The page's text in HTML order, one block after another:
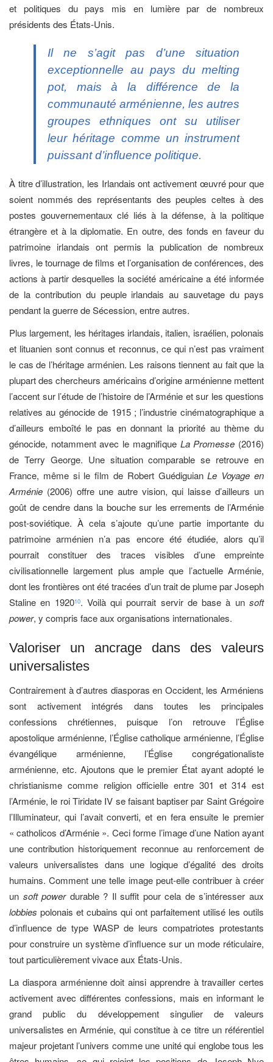
et politiques du pays mis en lumière par de nombreux
présidents des États-Unis.
Il ne s’agit pas d’une situation
exceptionnelle au pays du melting
pot, mais à la différence de la
communauté arménienne, les autres
groupes ethniques ont su utiliser
leur héritage comme un instrument
puissant d’influence politique.
À titre d’illustration, les Irlandais ont activement œuvré pour que
soient nommés des représentants des peuples celtes à des
postes gouvernementaux clé liés à la défense, à la politique
étrangère et à la diplomatie. En outre, des fonds en faveur du
patrimoine irlandais ont permis la publication de nombreux
livres, le tournage de films et l’organisation de conférences, des
actions à partir desquelles la société américaine a été informée
de la contribution du peuple irlandais au sauvetage du pays
pendant la guerre de Sécession, entre autres.
Plus largement, les héritages irlandais, italien, israélien, polonais
et lituanien sont connus et reconnus, ce qui n’est pas vraiment
le cas de l’héritage arménien. Les raisons tiennent au fait que la
plupart des chercheurs américains d’origine arménienne mettent
l’accent sur l’étude de l’histoire de l’Arménie et sur les questions
relatives au génocide de 1915 ; l’industrie cinématographique a
d’ailleurs emboîté le pas en donnant la priorité au thème du
génocide, notamment avec le magnifique La Promesse (2016)
de Terry George. Une situation comparable se retrouve en
France, même si le film de Robert GuédiguianLe Voyage en
Arménie (2006) offre une autre vision, qui laisse d’ailleurs un
goût de cendre dans la bouche sur les errements de l’Arménie
post-soviétique. À cela s’ajoute qu’une partie importante du
patrimoine arménien n’a pas encore été étudiée, alors qu’il
pourrait constituer des traces visibles d’une empreinte
civilisationnelle largement plus ample que l’actuelle Arménie,
dont les frontières ont été tracées d’un trait de plume par Joseph
Staline en 192010. Voilà qui pourrait servir de base à unsoft
power, y compris face aux organisations internationales.
Valoriser un ancrage dans des valeurs
universalistes
Contrairement à d’autres diasporas en Occident, les Arméniens
sont activement intégrés dans toutes les principales
confessions chrétiennes, puisque l’on retrouve l’Église
apostolique arménienne, l’Église catholique arménienne, l’Église
évangélique arménienne, l’Église congrégationaliste
arménienne, etc. Ajoutons que le premier État ayant adopté le
christianisme comme religion officielle entre 301 et 314 est
l’Arménie, le roi Tiridate IV se faisant baptiser par Saint Grégoire
l’Illuminateur, qui l’avait converti, et en fera ensuite le premier
« catholicos d’Arménie ». Ceci forme l’image d’une Nation ayant
une contribution historiquement reconnue au renforcement de
valeurs universalistes dans une logique d’égalité des droits
humains. Comment une telle image peut-elle contribuer à créer
un soft powerdurable ? Il suffit pour cela de s’intéresser aux
lobbies polonais et cubains qui ont parfaitement utilisé les outils
d’influence de type WASP de leurs compatriotes protestants
pour construire un système d’influence sur un mode réticulaire,
tout particulièrement vivace aux États-Unis.
La diaspora arménienne doit ainsi apprendre à travailler certes
activement avec différentes confessions, mais en informant le
grand public du développement singulier de valeurs
universalistes en Arménie, qui constitue à ce titre un référentiel
majeur projetant l’univers comme une unité qui englobe tous les